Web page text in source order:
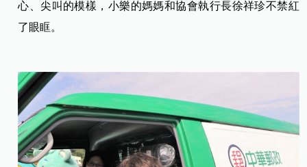
心、尖叫的模樣，小樂的媽媽和協會執行長徐祥珍不禁紅
了眼眶。